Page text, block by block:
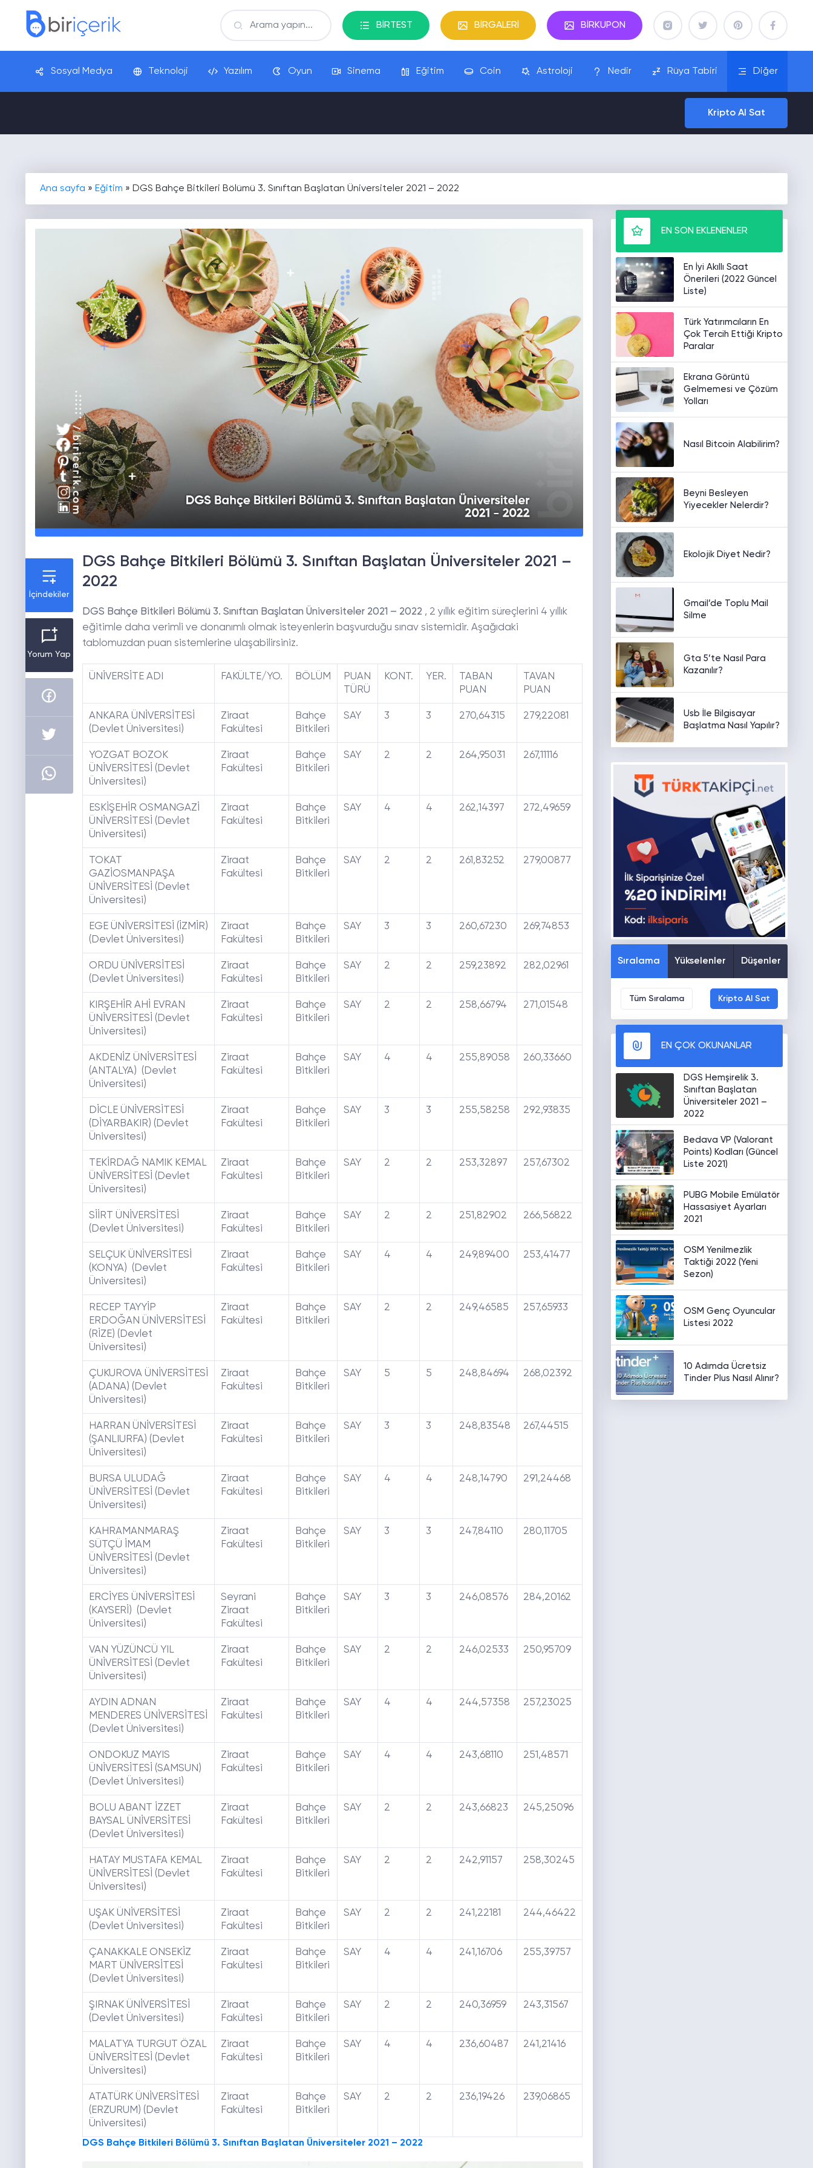
BİRTEST BİRGALERİ BİRKUPON
Sosyal Medya Teknoloji Yazılım Oyun Sinema Eğitim Coin Astroloji Nedir Rüya Tabiri Diğer
Kripto Al Sat
Ana sayfa » Eğitim » DGS Bahçe Bitkileri Bölümü 3. Sınıftan Başlatan Üniversiteler 2021 – 2022
İçindekiler
Yorum Yap
DGS Bahçe Bitkileri Bölümü 3. Sınıftan Başlatan Üniversiteler 2021 –
2022
DGS Bahçe Bitkileri Bölümü 3. Sınıftan Başlatan Üniversiteler 2021 – 2022 , 2 yıllık eğitim süreçlerini 4 yıllık
eğitimle daha verimli ve donanımlı olmak isteyenlerin başvurduğu sınav sistemidir. Aşağıdaki
tablomuzdan puan sistemlerine ulaşabilirsiniz.
ÜNİVERSİTE ADI FAKÜLTE/YO. BÖLÜM
PUAN
TÜRÜ
KONT. YER.
TABAN
PUAN
TAVAN
PUAN
ANKARA ÜNİVERSİTESİ
(Devlet Üniversitesi)
Ziraat
Fakültesi
Bahçe
Bitkileri
SAY 3 3 270,64315 279,22081
YOZGAT BOZOK
ÜNİVERSİTESİ (Devlet
Üniversitesi)
Ziraat
Fakültesi
Bahçe
Bitkileri
SAY 2 2 264,95031 267,11116
ESKİŞEHİR OSMANGAZİ
ÜNİVERSİTESİ (Devlet
Üniversitesi)
Ziraat
Fakültesi
Bahçe
Bitkileri
SAY 4 4 262,14397 272,49659
TOKAT
GAZİOSMANPAŞA
ÜNİVERSİTESİ (Devlet
Üniversitesi)
Ziraat
Fakültesi
Bahçe
Bitkileri
SAY 2 2 261,83252 279,00877
EGE ÜNİVERSİTESİ (İZMİR)
(Devlet Üniversitesi)
Ziraat
Fakültesi
Bahçe
Bitkileri
SAY 3 3 260,67230 269,74853
ORDU ÜNİVERSİTESİ
(Devlet Üniversitesi)
Ziraat
Fakültesi
Bahçe
Bitkileri
SAY 2 2 259,23892 282,02961
KIRŞEHİR AHİ EVRAN
ÜNİVERSİTESİ (Devlet
Üniversitesi)
Ziraat
Fakültesi
Bahçe
Bitkileri
SAY 2 2 258,66794 271,01548
AKDENİZ ÜNİVERSİTESİ
(ANTALYA) (Devlet
Üniversitesi)
Ziraat
Fakültesi
Bahçe
Bitkileri
SAY 4 4 255,89058 260,33660
DİCLE ÜNİVERSİTESİ
(DİYARBAKIR) (Devlet
Üniversitesi)
Ziraat
Fakültesi
Bahçe
Bitkileri
SAY 3 3 255,58258 292,93835
TEKİRDAĞ NAMIK KEMAL
ÜNİVERSİTESİ (Devlet
Üniversitesi)
Ziraat
Fakültesi
Bahçe
Bitkileri
SAY 2 2 253,32897 257,67302
SİİRT ÜNİVERSİTESİ
(Devlet Üniversitesi)
Ziraat
Fakültesi
Bahçe
Bitkileri
SAY 2 2 251,82902 266,56822
SELÇUK ÜNİVERSİTESİ
(KONYA) (Devlet
Üniversitesi)
Ziraat
Fakültesi
Bahçe
Bitkileri
SAY 4 4 249,89400 253,41477
RECEP TAYYİP
ERDOĞAN ÜNİVERSİTESİ
(RİZE) (Devlet
Üniversitesi)
Ziraat
Fakültesi
Bahçe
Bitkileri
SAY 2 2 249,46585 257,65933
ÇUKUROVA ÜNİVERSİTESİ
(ADANA) (Devlet
Üniversitesi)
Ziraat
Fakültesi
Bahçe
Bitkileri
SAY 5 5 248,84694 268,02392
HARRAN ÜNİVERSİTESİ
(ŞANLIURFA) (Devlet
Üniversitesi)
Ziraat
Fakültesi
Bahçe
Bitkileri
SAY 3 3 248,83548 267,44515
BURSA ULUDAĞ
ÜNİVERSİTESİ (Devlet
Üniversitesi)
Ziraat
Fakültesi
Bahçe
Bitkileri
SAY 4 4 248,14790 291,24468
KAHRAMANMARAŞ
SÜTÇÜ İMAM
ÜNİVERSİTESİ (Devlet
Üniversitesi)
Ziraat
Fakültesi
Bahçe
Bitkileri
SAY 3 3 247,84110 280,11705
ERCİYES ÜNİVERSİTESİ
(KAYSERİ) (Devlet
Üniversitesi)
Seyrani
Ziraat
Fakültesi
Bahçe
Bitkileri
SAY 3 3 246,08576 284,20162
VAN YÜZÜNCÜ YIL
ÜNİVERSİTESİ (Devlet
Üniversitesi)
Ziraat
Fakültesi
Bahçe
Bitkileri
SAY 2 2 246,02533 250,95709
AYDIN ADNAN
MENDERES ÜNİVERSİTESİ
(Devlet Üniversitesi)
Ziraat
Fakültesi
Bahçe
Bitkileri
SAY 4 4 244,57358 257,23025
ONDOKUZ MAYIS
ÜNİVERSİTESİ (SAMSUN)
(Devlet Üniversitesi)
Ziraat
Fakültesi
Bahçe
Bitkileri
SAY 4 4 243,68110 251,48571
BOLU ABANT İZZET
BAYSAL ÜNİVERSİTESİ
(Devlet Üniversitesi)
Ziraat
Fakültesi
Bahçe
Bitkileri
SAY 2 2 243,66823 245,25096
HATAY MUSTAFA KEMAL
ÜNİVERSİTESİ (Devlet
Üniversitesi)
Ziraat
Fakültesi
Bahçe
Bitkileri
SAY 2 2 242,91157 258,30245
UŞAK ÜNİVERSİTESİ
(Devlet Üniversitesi)
Ziraat
Fakültesi
Bahçe
Bitkileri
SAY 2 2 241,22181 244,46422
ÇANAKKALE ONSEKİZ
MART ÜNİVERSİTESİ
(Devlet Üniversitesi)
Ziraat
Fakültesi
Bahçe
Bitkileri
SAY 4 4 241,16706 255,39757
ŞIRNAK ÜNİVERSİTESİ
(Devlet Üniversitesi)
Ziraat
Fakültesi
Bahçe
Bitkileri
SAY 2 2 240,36959 243,31567
MALATYA TURGUT ÖZAL
ÜNİVERSİTESİ (Devlet
Üniversitesi)
Ziraat
Fakültesi
Bahçe
Bitkileri
SAY 4 4 236,60487 241,21416
ATATÜRK ÜNİVERSİTESİ
(ERZURUM) (Devlet
Üniversitesi)
Ziraat
Fakültesi
Bahçe
Bitkileri
SAY 2 2 236,19426 239,06865
DGS Bahçe Bitkileri Bölümü 3. Sınıftan Başlatan Üniversiteler 2021 – 2022
EN SON EKLENENLER
En İyi Akıllı Saat
Önerileri (2022 Güncel
Liste)
Türk Yatırımcıların En
Çok Tercih Ettiği Kripto
Paralar
Ekrana Görüntü
Gelmemesi ve Çözüm
Yolları
Nasıl Bitcoin Alabilirim?
Beyni Besleyen
Yiyecekler Nelerdir?
Ekolojik Diyet Nedir?
Gmail’de Toplu Mail
Silme
Gta 5’te Nasıl Para
Kazanılır?
Usb İle Bilgisayar
Başlatma Nasıl Yapılır?
Sıralama Yükselenler Düşenler
Tüm Sıralama Kripto Al Sat
EN ÇOK OKUNANLAR
DGS Hemşirelik 3.
Sınıftan Başlatan
Üniversiteler 2021 –
2022
Bedava VP (Valorant
Points) Kodları (Güncel
Liste 2021)
PUBG Mobile Emülatör
Hassasiyet Ayarları
2021
OSM Yenilmezlik
Taktiği 2022 (Yeni
Sezon)
OSM Genç Oyuncular
Listesi 2022
10 Adımda Ücretsiz
Tinder Plus Nasıl Alınır?